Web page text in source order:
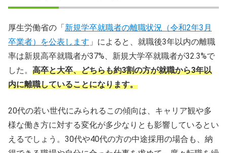
仕事をすぐ辞める人に関するFAQ
厚生労働省の「 新規学卒就職者の離職状況（令和2年3月
卒業者）を公表します 」によると、就職後3年以内の離職
率は新規高卒就職者が37%、新規大学卒就職者が32.3%で
した。 高卒と大卒、どちらも約3割の方が就職から3年以
内に離職していることになります。
20代の若い世代にみられるこの傾向は、キャリア観や多
様な働き方に対する変化が多少なりとも影響しているとい
えるでしょう。30代や40代の方の中途採用の場合も、納